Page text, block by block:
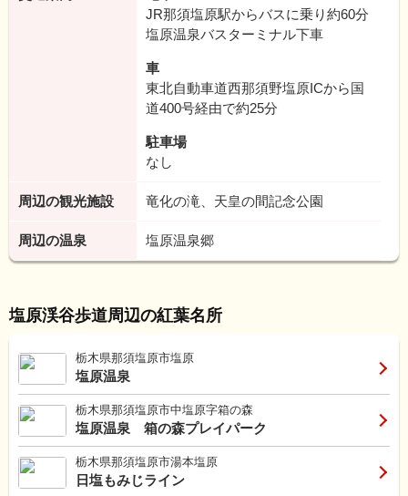
JR那須塩原駅からバスに乗り約60分
塩原温泉バスターミナル下車
車
東北自動車道西那須野塩原ICから国
道400号経由で約25分
駐車場
なし
周辺の観光施設 竜化の滝、天皇の間記念公園
周辺の温泉 塩原温泉郷
塩原渓谷歩道周辺の紅葉名所
栃木県那須塩原市塩原
塩原温泉
栃木県那須塩原市中塩原字箱の森
塩原温泉 箱の森プレイパーク
栃木県那須塩原市湯本塩原
日塩もみじライン